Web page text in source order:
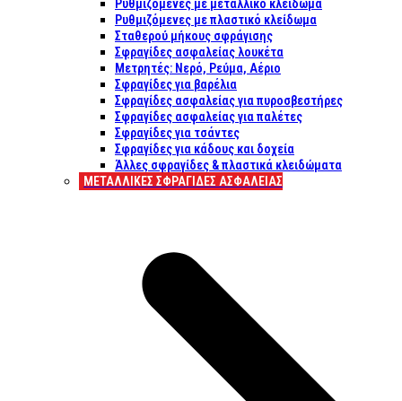
Ρυθμιζόμενες με μεταλλικό κλείδωμα
Ρυθμιζόμενες με πλαστικό κλείδωμα
Σταθερού μήκους σφράγισης
Σφραγίδες ασφαλείας λουκέτα
Μετρητές: Νερό, Ρεύμα, Αέριο
Σφραγίδες για βαρέλια
Σφραγίδες ασφαλείας για πυροσβεστήρες
Σφραγίδες ασφαλείας για παλέτες
Σφραγίδες για τσάντες
Σφραγίδες για κάδους και δοχεία
Άλλες σφραγίδες & πλαστικά κλειδώματα
ΜΕΤΑΛΛΙΚΕΣ ΣΦΡΑΓΙΔΕΣ ΑΣΦΑΛΕΙΑΣ